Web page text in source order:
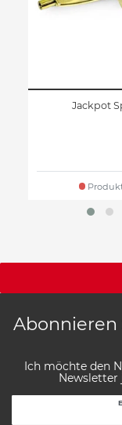
Jackpot
Abonnieren
Ich möchte den
Newsletter